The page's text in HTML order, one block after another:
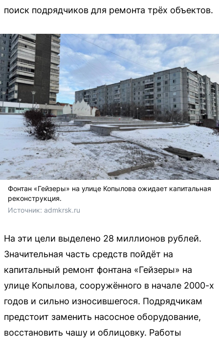
поиск подрядчиков для ремонта трёх объектов.
Фонтан «Гейзеры» на улице Копылова ожидает капитальная
реконструкция.
Источник: admkrsk.ru
На эти цели выделено 28 миллионов рублей.
Значительная часть средств пойдёт на
капитальный ремонт фонтана «Гейзеры» на
улице Копылова, сооружённого в начале 2000-х
годов и сильно износившегося. Подрядчикам
предстоит заменить насосное оборудование,
восстановить чашу и облицовку. Работы